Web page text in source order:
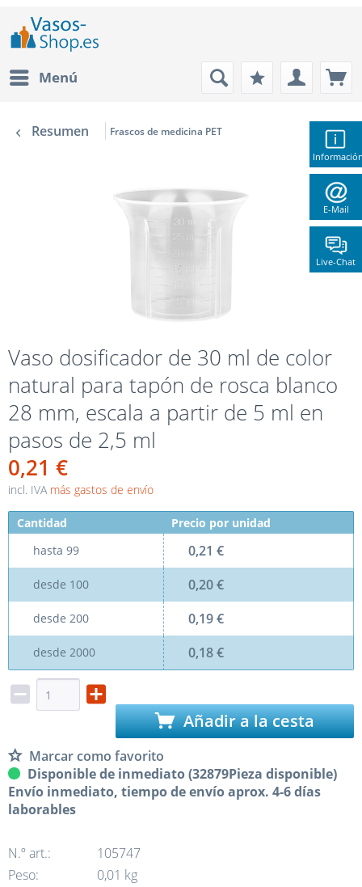
E-Mail
Live-Chat
Menú
Resumen Frascos de medicina PET
Vaso dosificador de 30 ml de color
natural para tapón de rosca blanco
28 mm, escala a partir de 5 ml en
pasos de 2,5 ml
0,21 €
incl. IVA más gastos de envío
Cantidad
Precio por unidad
hasta 99 0,21 €
desde 100 0,20 €
desde 200 0,19 €
desde 2000 0,18 €
Añadir a la cesta
Marcar como favorito
Disponible de inmediato (32879Pieza disponible)
Envío inmediato, tiempo de envío aprox. 4-6 días
laborables
N.º art.:
105747
Peso:
0,01 kg